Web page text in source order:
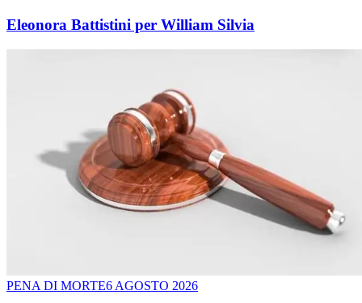
Eleonora Battistini per William Silvia
PENA DI MORTE6 AGOSTO 2026